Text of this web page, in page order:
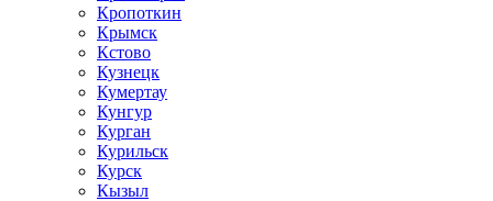
Кропоткин
Крымск
Кстово
Кузнецк
Кумертау
Кунгур
Курган
Курильск
Курск
Кызыл